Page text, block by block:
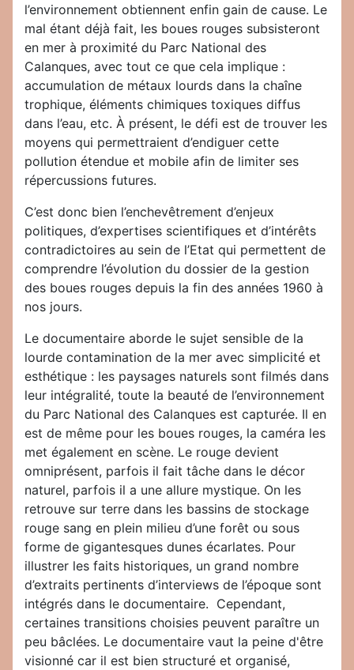
l’environnement obtiennent enfin gain de cause. Le
mal étant déjà fait, les boues rouges subsisteront
en mer à proximité du Parc National des
Calanques, avec tout ce que cela implique :
accumulation de métaux lourds dans la chaîne
trophique, éléments chimiques toxiques diffus
dans l’eau, etc. À présent, le défi est de trouver les
moyens qui permettraient d’endiguer cette
pollution étendue et mobile afin de limiter ses
répercussions futures.
C’est donc bien l’enchevêtrement d’enjeux
politiques, d’expertises scientifiques et d’intérêts
contradictoires au sein de l’Etat qui permettent de
comprendre l’évolution du dossier de la gestion
des boues rouges depuis la fin des années 1960 à
nos jours.
Le documentaire aborde le sujet sensible de la
lourde contamination de la mer avec simplicité et
esthétique : les paysages naturels sont filmés dans
leur intégralité, toute la beauté de l’environnement
du Parc National des Calanques est capturée. Il en
est de même pour les boues rouges, la caméra les
met également en scène. Le rouge devient
omniprésent, parfois il fait tâche dans le décor
naturel, parfois il a une allure mystique. On les
retrouve sur terre dans les bassins de stockage
rouge sang en plein milieu d’une forêt ou sous
forme de gigantesques dunes écarlates. Pour
illustrer les faits historiques, un grand nombre
d’extraits pertinents d’interviews de l’époque sont
intégrés dans le documentaire. Cependant,
certaines transitions choisies peuvent paraître un
peu bâclées. Le documentaire vaut la peine d'être
visionné car il est bien structuré et organisé,